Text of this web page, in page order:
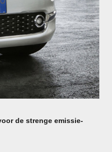
de strenge emissie-